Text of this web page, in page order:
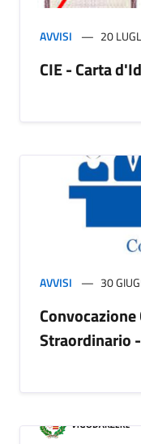
AVVISI 20
CIE - Carta
AVVISI 30
Straordinario